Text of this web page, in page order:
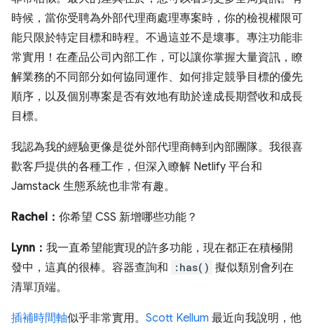
時候，當你受聘為外部代理商處理專案時，你的檢視權限可
能只限於特定目標和時程。不過這並不是壞事。專注功能非
常實用！在產品公司內部工作，可以讓你掌握大量資訊，瞭
解業務的不同部分如何協同運作、如何排定競爭目標的優先
順序，以及個別專案是否有效地有助於達成長期營收和成長
目標。
我認為我的經驗更像是從外部代理商轉到內部團隊。我很喜
歡客戶提供的各種工作，但深入瞭解 Netlify 平台和
Jamstack 生態系統也非常有趣。
Rachel： 你希望 CSS 新增哪些功能？
Lynn： 我一直希望能實現的許多功能，現在都正在積極開
發中，這真的很棒。容器查詢和
:has() 擬似類別會列在
清單頂端。
插補時間軸似乎非常實用。 Scott Kellum 最近向我說明，他